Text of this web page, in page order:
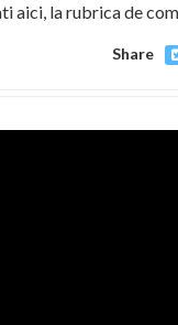
aici, la rubrica de
Share